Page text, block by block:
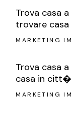
Trova casa
trovare
MARKETING
Trova casa
casa in citt�
MARKETING